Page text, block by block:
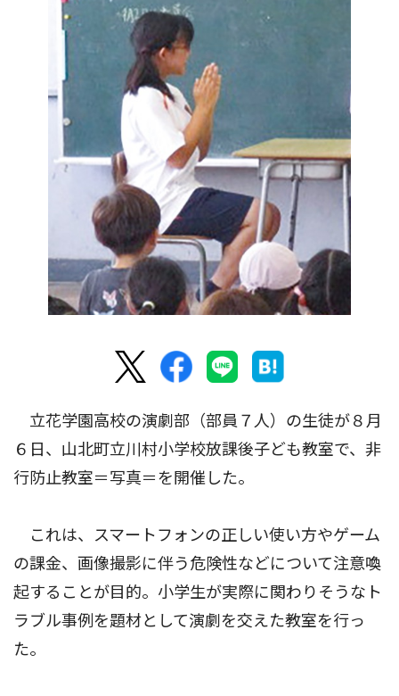
立花学園高校の演劇部（部員７人）の生徒が８月
６日、山北町立川村小学校放課後子ども教室で、非
行防止教室＝写真＝を開催した。
これは、スマートフォンの正しい使い方やゲーム
の課金、画像撮影に伴う危険性などについて注意喚
起することが目的。小学生が実際に関わりそうなト
ラブル事例を題材として演劇を交えた教室を行っ
た。